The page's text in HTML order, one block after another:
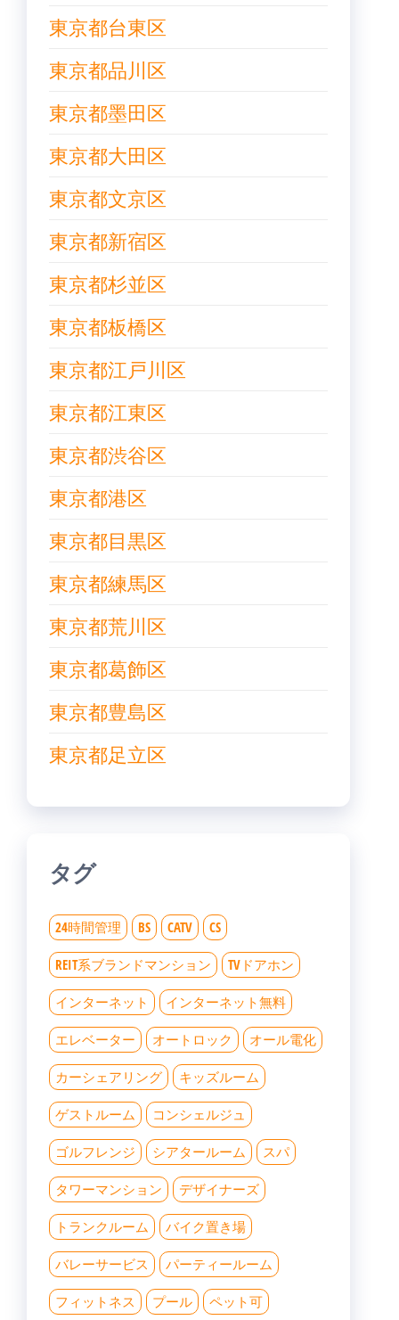
東京都台東区
東京都品川区
東京都墨田区
東京都大田区
東京都文京区
東京都新宿区
東京都杉並区
東京都板橋区
東京都江戸川区
東京都江東区
東京都渋谷区
東京都港区
東京都目黒区
東京都練馬区
東京都荒川区
東京都葛飾区
東京都豊島区
東京都足立区
タグ
24時間管理 BS CATV CS
REIT系ブランドマンション TVドアホン
インターネット インターネット無料
エレベーター オートロック オール電化
カーシェアリング キッズルーム
ゲストルーム コンシェルジュ
ゴルフレンジ シアタールーム スパ
タワーマンション デザイナーズ
トランクルーム バイク置き場
バレーサービス パーティールーム
フィットネス プール ペット可